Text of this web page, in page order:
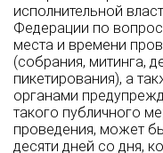
исполнительной
Федерации по
места и времени
(собрания, митинга,
пикетирования), а
органами
такого публичного
проведения, может
десяти дней со дня,